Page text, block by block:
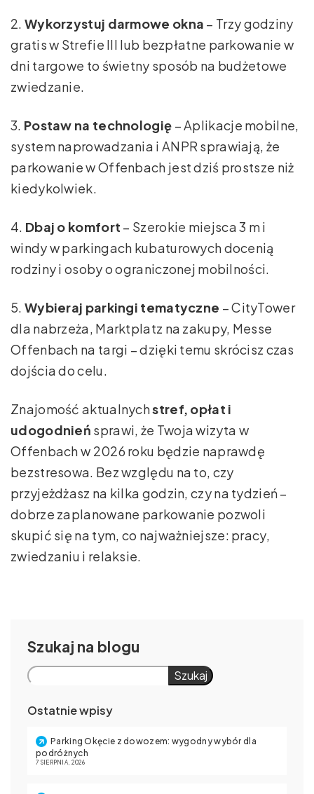
2. Wykorzystuj darmowe okna – Trzy godziny
gratis w Strefie III lub bezpłatne parkowanie w
dni targowe to świetny sposób na budżetowe
zwiedzanie.
3. Postaw na technologię – Aplikacje mobilne,
system naprowadzania i ANPR sprawiają, że
parkowanie w Offenbach jest dziś prostsze niż
kiedykolwiek.
4. Dbaj o komfort – Szerokie miejsca 3 m i
windy w parkingach kubaturowych docenią
rodziny i osoby o ograniczonej mobilności.
5. Wybieraj parkingi tematyczne – CityTower
dla nabrzeża, Marktplatz na zakupy, Messe
Offenbach na targi – dzięki temu skrócisz czas
dojścia do celu.
Znajomość aktualnychstref, opłat i
udogodnień sprawi, że Twoja wizyta w
Offenbach w 2026 roku będzie naprawdę
bezstresowa. Bez względu na to, czy
przyjeżdżasz na kilka godzin, czy na tydzień –
dobrze zaplanowane parkowanie pozwoli
skupić się na tym, co najważniejsze: pracy,
zwiedzaniu i relaksie.
Szukaj
Szukaj
Ostatnie wpisy
Parking Okęcie z dowozem: wygodny wybór dla
podróżnych
7 SIERPNIA, 2026